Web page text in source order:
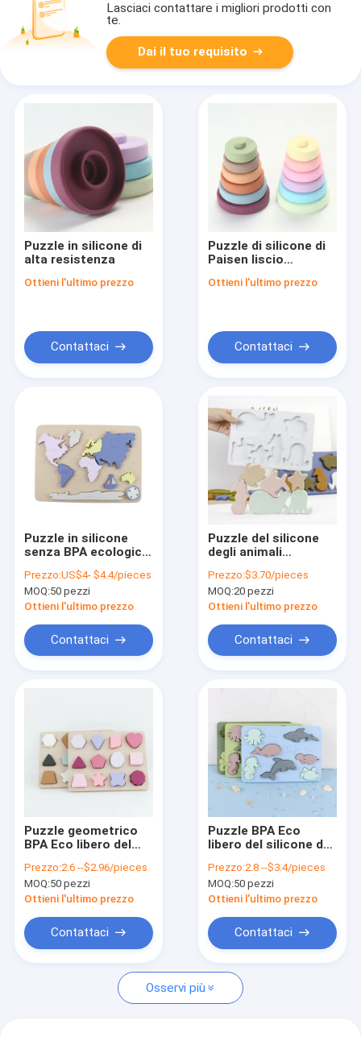
Video
Circa noi
Contattici
Notizie
Lasciaci contattare i migliori prodotti con
te.
Dai il tuo requisito
Puzzle in silicone di
alta resistenza
Ottieni l'ultimo prezzo
Contattaci
Puzzle di silicone di
Paisen liscio
educativo per le età
Ottieni l'ultimo prezzo
Contattaci
Puzzle in silicone
senza BPA ecologico
bambini Puzzle di
dentizione in silicone
Prezzo:US$4- $4.4/pieces
MOQ:50 pezzi
Ottieni l'ultimo prezzo
Contattaci
Puzzle del silicone
degli animali
puzzle educativo del
bambino di
Montessori
Prezzo:$3.70/pieces
MOQ:20 pezzi
Ottieni l'ultimo prezzo
Contattaci
Puzzle geometrico
BPA Eco libero del
amichevole per
istruzione dei
bambini
Prezzo:2.6 --$2.96/pieces
MOQ:50 pezzi
Ottieni l'ultimo prezzo
Contattaci
Puzzle BPA Eco
libero del silicone del
amichevole per
istruzione dei
bambini
Prezzo:2.8 --$3.4/pieces
MOQ:50 pezzi
Ottieni l'ultimo prezzo
Contattaci
Osservi più